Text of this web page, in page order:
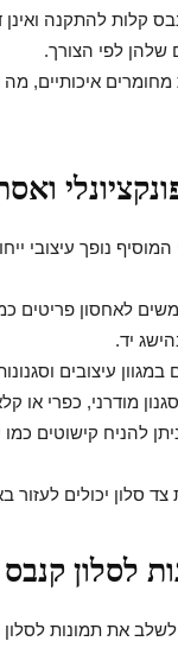
קלות להתקנה
שלהן לפי הצורך.
מחומרים איכותיים,
המוסיף נופך עיצובי
לאחסון פריטים
יד.
במגוון עיצובים
מודרני, כפרי או
להניח קישוטים
צד סלון יכולים
לסלון
לשלב את תמונות